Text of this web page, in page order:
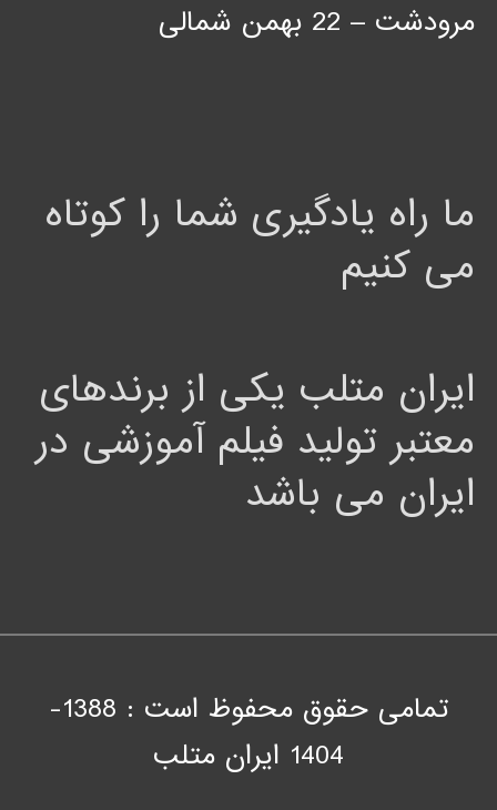
مرودشت – 22 بهمن شمالی
ما راه یادگیری شما را کوتاه
می کنیم
ایران متلب یکی از برندهای
معتبر تولید فیلم آموزشی در
ایران می باشد
تمامی حقوق محفوظ است : 1388-
1404 ايران متلب